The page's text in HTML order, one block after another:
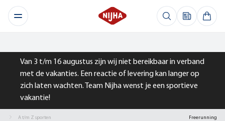
Van 3 t/m 16 augustus zijn wij niet bereikbaar in verband
met de vakanties. Een reactie of levering kan langer op
zich laten wachten. Team Nijha wenst je een sportieve
vakantie!
A t/m Z sporten Freerunning